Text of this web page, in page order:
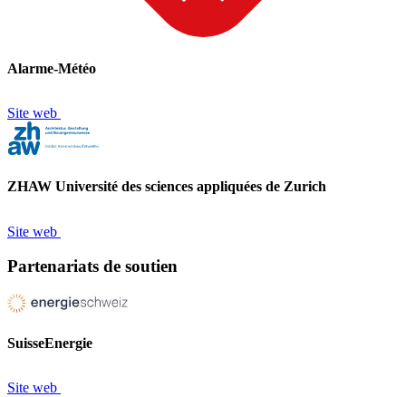
Alarme-Météo
Site web
ZHAW Université des sciences appliquées de Zurich
Site web
Partenariats de soutien
SuisseEnergie
Site web